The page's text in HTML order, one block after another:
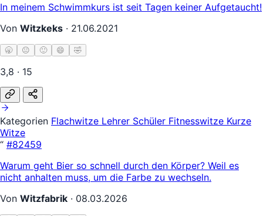
In meinem Schwimmkurs ist seit Tagen keiner Aufgetaucht!
Von Witzkeks · 21.06.2021
🥱 😐 🙂 😄 🤣
3,8 · 15
Kategorien Flachwitze Lehrer Schüler Fitnesswitze Kurze
Witze
“ #82459
Warum geht Bier so schnell durch den Körper? Weil es
nicht anhalten muss, um die Farbe zu wechseln.
Von Witzfabrik · 08.03.2026